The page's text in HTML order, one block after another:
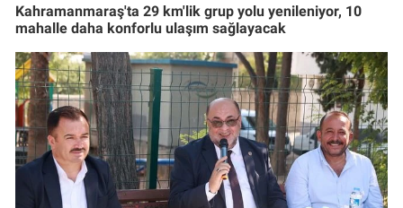
Kahramanmaraş'ta 29 km'lik grup yolu yenileniyor, 10
mahalle daha konforlu ulaşım sağlayacak